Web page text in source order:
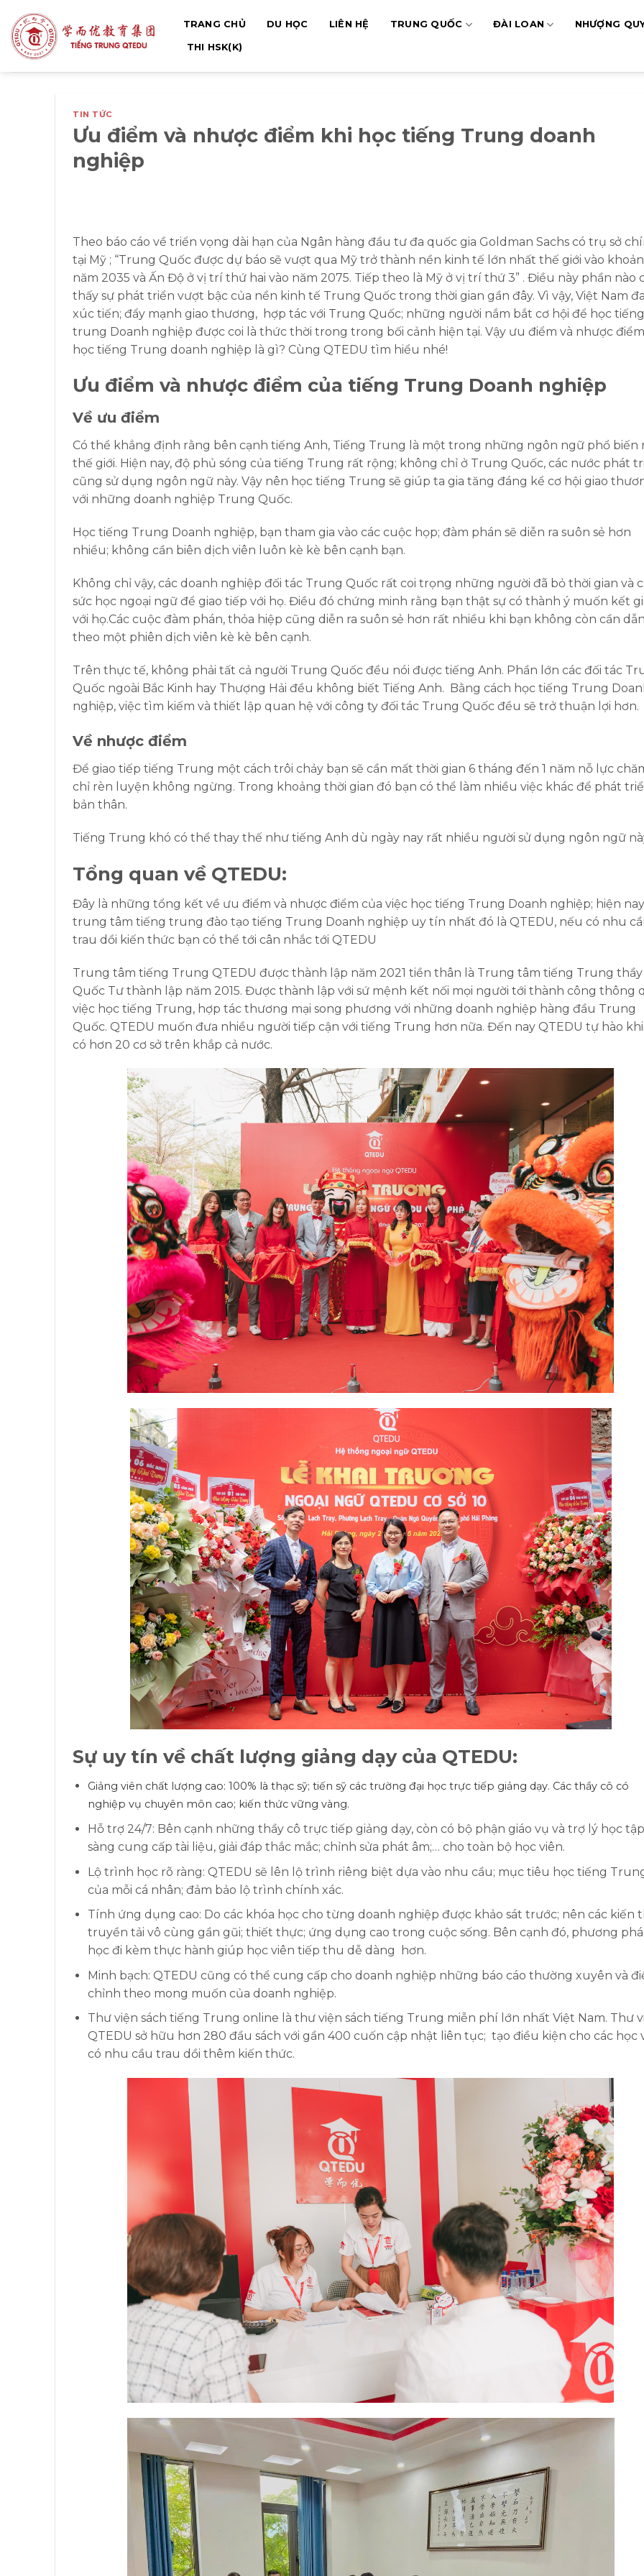
qua
nội
dung
TRANG CHỦ DU HỌC LIÊN HỆ TRUNG QUỐC ĐÀI LOAN NHƯỢNG
THI HSK(K)
TIN TỨC
Ưu điểm và nhược điểm khi học tiếng Trung doanh
nghiệp
Theo báo cáo về triển vọng dài hạn của Ngân hàng đầu tư đa quốc gia Goldman Sachs có trụ sở
tại Mỹ ; “Trung Quốc được dự báo sẽ vượt qua Mỹ trở thành nền kinh tế lớn nhất thế giới vào
năm 2035 và Ấn Độ ở vị trí thứ hai vào năm 2075. Tiếp theo là Mỹ ở vị trí thứ 3” . Điều này phần nào
thấy sự phát triển vượt bậc của nền kinh tế Trung Quốc trong thời gian gần đây. Vì vậy, Việt Nam
xúc tiến; đẩy mạnh giao thương, hợp tác với Trung Quốc; những người nắm bắt cơ hội để học tiếng
trung Doanh nghiệp được coi là thức thời trong trong bối cảnh hiện tại. Vậy ưu điểm và nhược
học tiếng Trung doanh nghiệp là gì? Cùng QTEDU tìm hiểu nhé!
Ưu điểm và nhược điểm của tiếng Trung Doanh nghiệp
Về ưu điểm
Có thể khẳng định rằng bên cạnh tiếng Anh, Tiếng Trung là một trong những ngôn ngữ phổ biến
thế giới. Hiện nay, độ phủ sóng của tiếng Trung rất rộng; không chỉ ở Trung Quốc, các nước phát
cũng sử dụng ngôn ngữ này. Vậy nên học tiếng Trung sẽ giúp ta gia tăng đáng kể cơ hội giao
với những doanh nghiệp Trung Quốc.
Học tiếng Trung Doanh nghiệp, bạn tham gia vào các cuộc họp; đàm phán sẽ diễn ra suôn sẻ hơn
nhiều; không cần biên dịch viên luôn kè kè bên cạnh bạn.
Không chỉ vậy, các doanh nghiệp đối tác Trung Quốc rất coi trọng những người đã bỏ thời gian và
sức học ngoại ngữ để giao tiếp với họ. Điều đó chứng minh rằng bạn thật sự có thành ý muốn kết
với họ.Các cuộc đàm phán, thỏa hiệp cũng diễn ra suôn sẻ hơn rất nhiều khi bạn không còn cần dẫn
theo một phiên dịch viên kè kè bên cạnh.
Trên thực tế, không phải tất cả người Trung Quốc đều nói được tiếng Anh. Phần lớn các đối tác
Quốc ngoài Bắc Kinh hay Thượng Hải đều không biết Tiếng Anh. Bằng cách học tiếng Trung
nghiệp, việc tìm kiếm và thiết lập quan hệ với công ty đối tác Trung Quốc đều sẽ trở thuận lợi hơn.
Về nhược điểm
Để giao tiếp tiếng Trung một cách trôi chảy bạn sẽ cần mất thời gian 6 tháng đến 1 năm nỗ lực
chỉ rèn luyện không ngừng. Trong khoảng thời gian đó bạn có thể làm nhiều việc khác để phát
bản thân.
Tiếng Trung khó có thể thay thế như tiếng Anh dù ngày nay rất nhiều người sử dụng ngôn ngữ
Tổng quan về QTEDU:
Đây là những tổng kết về ưu điểm và nhược điểm của việc học tiếng Trung Doanh nghiệp; hiện nay
trung tâm tiếng trung đào tạo tiếng Trung Doanh nghiệp uy tín nhất đó là QTEDU, nếu có nhu
trau dồi kiến thức bạn có thể tới cân nhắc tới QTEDU
Trung tâm tiếng Trung QTEDU được thành lập năm 2021 tiền thân là Trung tâm tiếng Trung thầy
Quốc Tư thành lập năm 2015. Được thành lập với sứ mệnh kết nối mọi người tới thành công thông
việc học tiếng Trung, hợp tác thương mại song phương với những doanh nghiệp hàng đầu Trung
Quốc. QTEDU muốn đưa nhiều người tiếp cận với tiếng Trung hơn nữa. Đến nay QTEDU tự hào
có hơn 20 cơ sở trên khắp cả nước.
Sự uy tín về chất lượng giảng dạy của QTEDU:
Giảng viên chất lượng cao: 100% là thạc sỹ; tiến sỹ các trường đại học trực tiếp giảng dạy. Các thầy cô có
nghiệp vụ chuyên môn cao; kiến thức vững vàng.
Hỗ trợ 24/7: Bên cạnh những thầy cô trực tiếp giảng dạy, còn có bộ phận giáo vụ và trợ lý học
sàng cung cấp tài liệu, giải đáp thắc mắc; chỉnh sửa phát âm;… cho toàn bộ học viên.
Lộ trình học rõ ràng: QTEDU sẽ lên lộ trình riêng biệt dựa vào nhu cầu; mục tiêu học tiếng
của mỗi cá nhân; đảm bảo lộ trình chính xác.
Tính ứng dụng cao: Do các khóa học cho từng doanh nghiệp được khảo sát trước; nên các kiến
truyền tải vô cùng gần gũi; thiết thực; ứng dụng cao trong cuộc sống. Bên cạnh đó, phương
học đi kèm thực hành giúp học viên tiếp thu dễ dàng hơn.
Minh bạch: QTEDU cũng có thể cung cấp cho doanh nghiệp những báo cáo thường xuyên và
chỉnh theo mong muốn của doanh nghiệp.
Thư viện sách tiếng Trung online là thư viện sách tiếng Trung miễn phí lớn nhất Việt Nam. Thư
QTEDU sở hữu hơn 280 đầu sách với gần 400 cuốn cập nhật liên tục; tạo điều kiện cho các học
có nhu cầu trau dồi thêm kiến thức.